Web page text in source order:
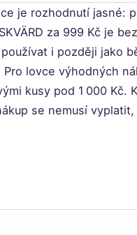
je rozhodnutí jasné:
za 999 Kč je
i později jako
lovce výhodných
kusy pod 1 000
se nemusí